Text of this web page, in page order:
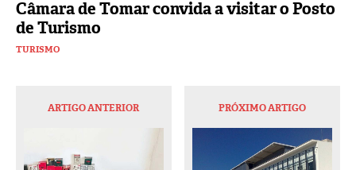
Câmara de Tomar convida a visitar o Posto
de Turismo
TURISMO
ARTIGO ANTERIOR PRÓXIMO ARTIGO